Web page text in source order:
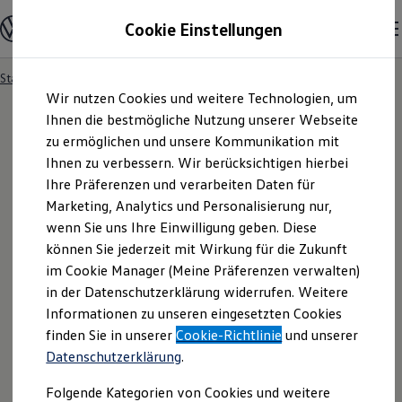
Hauptinhalt
springen
Footer
springen
Modelle und Konfigurator
Konfigurator
Modelle vergleichen
Elektroautos
ENERGY Sondermodelle
Nutzfahrzeuge
SUV und CUV
Familienautos
Kombis
Kompaktwagen
Sportwagen
Schnell verfügbare Fahrzeuge
Angebote und Produkte
Aktuelle Angebote
E-Auto-Förderung
Volkswagen Marktplatz
Die ENERGY Sondermodelle
Junge Gebrauchtwagen und Gebrauchtwagen
Volkswagen Zertifizierte Gebrauchtwagen
Elektromobilität bei Gebrauchtwagen
Saisonangebote
Startseite
Angebotsanfrage
Für welches Fahrzeug interessieren Sie sich? Bitte
wählen Sie das Fahrzeug aus, für welches Sie ein
Angebot erhalten möchten.
Cookie Einstellungen
Wir nutzen Cookies und weitere Technologien, um
Ihnen die bestmögliche Nutzung unserer Webseite
zu ermöglichen und unsere Kommunikation mit
Ihnen zu verbessern. Wir berücksichtigen hierbei
Ihre Präferenzen und verarbeiten Daten für
Marketing, Analytics und Personalisierung nur,
wenn Sie uns Ihre Einwilligung geben. Diese
können Sie jederzeit mit Wirkung für die Zukunft
im Cookie Manager (Meine Präferenzen verwalten)
in der Datenschutzerklärung widerrufen. Weitere
Informationen zu unseren eingesetzten Cookies
finden Sie in unsererCookie-Richtlinie und unserer
Datenschutzerklärung.
Folgende Kategorien von Cookies und weitere